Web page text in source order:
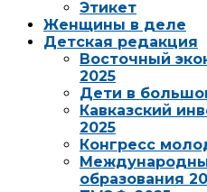
Этикет
Женщины в деле
Детская редакция
Восточный
2025
Дети в
Кавказский
2025
Конгресс
образования